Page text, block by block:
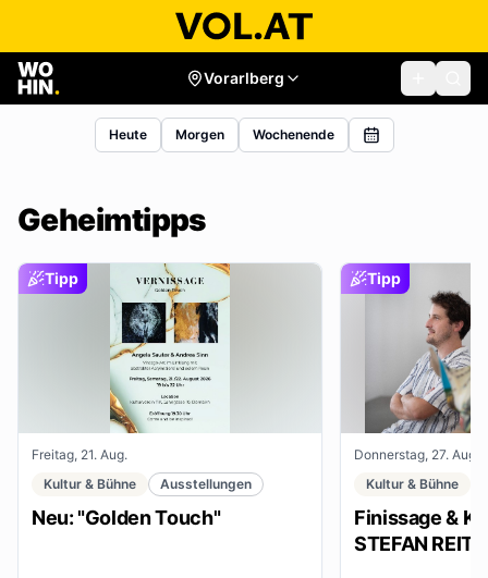
Vorarlberg
Heute Morgen Wochenende
Geheimtipps
Tipp
Freitag, 21. Aug.
Kultur & Bühne
Ausstellungen
Neu: "Golden Touch"
Tipp
Donnerstag, 27. Aug.
Kultur & Bühne
Finissage &
STEFAN